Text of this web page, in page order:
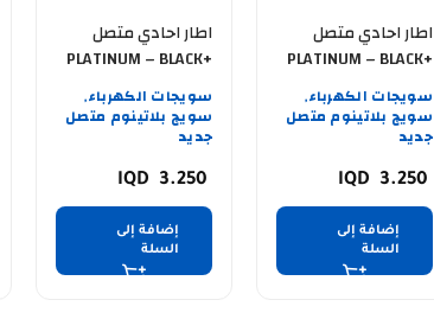
اطار احادي متصل
PLATINUM – BLACK+
سويجات الكهرباء,
سويج بلاتينوم متصل
جديد
3.250
إضافة إلى
السلة
اطار احادي متصل
PLATINUM – BLACK+
سويجات الكهرباء,
سويج بلاتينوم متصل
جديد
3.250
إضافة إلى
السلة